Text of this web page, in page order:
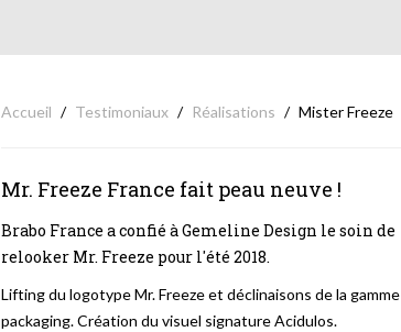
Accueil Testimoniaux Réalisations Mister Freeze
Mr. Freeze France fait peau neuve !
Brabo France a confié à Gemeline Design le soin de
relooker Mr. Freeze pour l'été 2018.
Lifting du logotype Mr. Freeze et déclinaisons de la gamme
packaging. Création du visuel signature Acidulos.